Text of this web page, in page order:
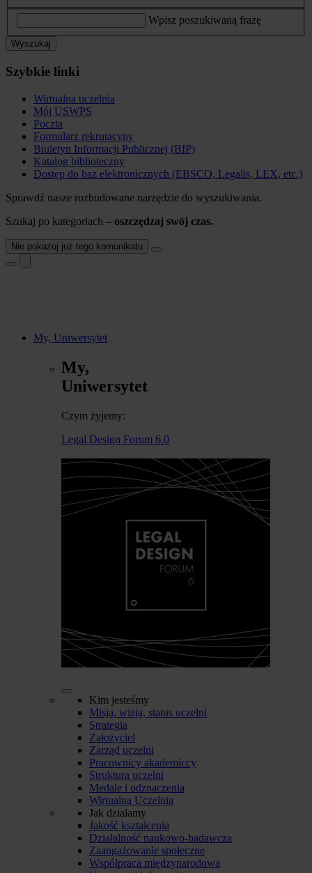
Wpisz poszukiwaną frazę
Wyszukaj
Szybkie linki
Wirtualna uczelnia
Mój USWPS
Poczta
Formularz rekrutacyny
Biuletyn Informacji Publicznej (BIP)
Katalog biblioteczny
Dostęp do baz elektronicznych (EBSCO, Legalis, LEX, etc.)
Sprawdź nasze rozbudowane narzędzie do wyszukiwania.
Szukaj po kategoriach – oszczędzaj swój czas.
Nie pokazuj już tego komunikatu
My, Uniwersytet
My,
Uniwersytet
Czym żyjemy:
Legal Design Forum 6.0
Kim jesteśmy
Misja, wizja, status uczelni
Strategia
Założyciel
Zarząd uczelni
Pracownicy akademiccy
Struktura uczelni
Medale i odznaczenia
Wirtualna Uczelnia
Jak działamy
Jakość kształcenia
Działalność naukowo-badawcza
Zaangażowanie społeczne
Współpraca międzynarodowa